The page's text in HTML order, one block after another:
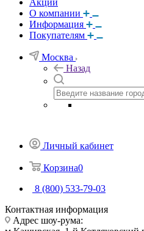
Акции
О компании
Информация
Покупателям
Москва
Назад
Личный кабинет
Корзина0
8 (800) 533-79-03
Контактная информация
Адрес шоу-рума: